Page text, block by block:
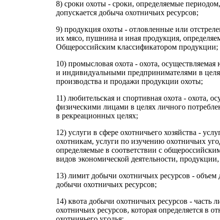
8) сроки охоты - сроки, определяемые
допускается добыча охотничьих ресурсов;
9) продукция охоты - отловленные или
их мясо, пушнина и иная продукция,
Общероссийским классификатором продукции;
10) промысловая охота - охота,
и индивидуальными предпринимателями в
производства и продажи продукции охоты;
11) любительская и спортивная охота - охота,
физическими лицами в целях личного
в рекреационных целях;
12) услуги в сфере охотничьего хозяйства -
охотникам, услуги по изучению охотничьих
определяемые в соответствии с
видов экономической деятельности, продукции,
13) лимит добычи охотничьих ресурсов - объем
добычи охотничьих ресурсов;
14) квота добычи охотничьих ресурсов - часть
охотничьих ресурсов, которая определяется в